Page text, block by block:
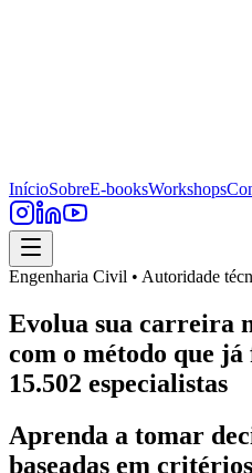
InícioSobreE-booksWorkshops
Engenharia Civil • Autoridade
Evolua sua carreira
com o método que
15.502 especialistas
Aprenda a tomar
baseadas em